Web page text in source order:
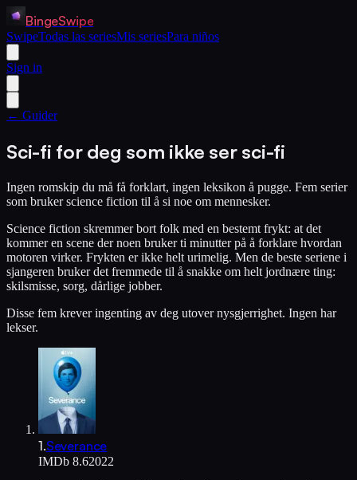
BingeSwipe
SwipeTodas las seriesMis seriesPara niños
Sign in
← Guider
Sci-fi for deg som ikke ser sci-fi
Ingen romskip du må få forklart, ingen leksikon å pugge. Fem serier
som bruker science fiction til å si noe om mennesker.
Science fiction skremmer bort folk med en bestemt frykt: at det
kommer en scene der noen bruker ti minutter på å forklare hvordan
motoren virker. Frykten er ikke helt urimelig. Men de beste seriene i
sjangeren bruker det fremmede til å snakke om helt jordnære ting:
skilsmisse, sorg, dårlige jobber.
Disse fem krever ingenting av deg utover nysgjerrighet. Ingen har
lekser.
1.Severance
IMDb 8.62022